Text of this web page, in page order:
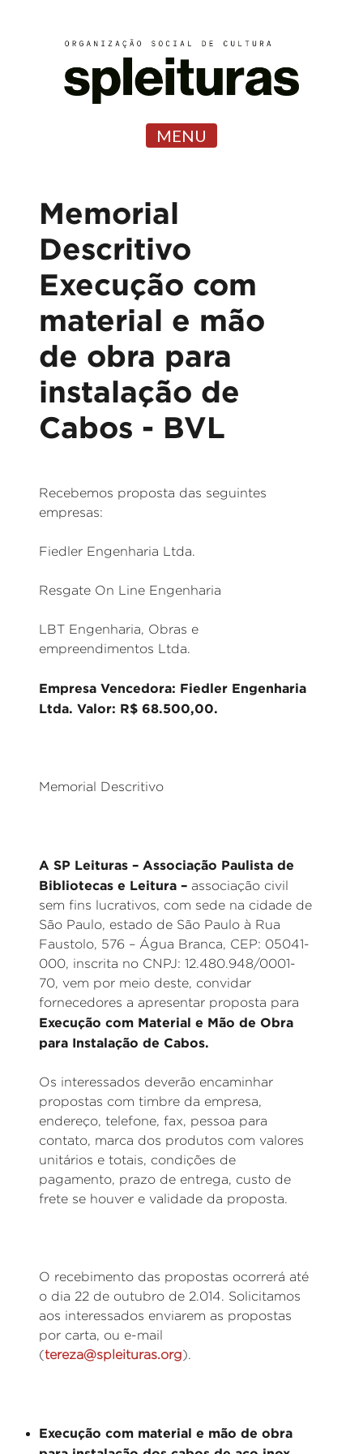
MENU
Memorial
Descritivo
Execução com
material e mão
de obra para
instalação de
Cabos - BVL
Recebemos proposta das seguintes
empresas:
Fiedler Engenharia Ltda.
Resgate On Line Engenharia
LBT Engenharia, Obras e
empreendimentos Ltda.
Empresa Vencedora: Fiedler Engenharia
Ltda. Valor: R$ 68.500,00.
Memorial Descritivo
A SP Leituras – Associação Paulista de
Bibliotecas e Leitura – associação civil
sem fins lucrativos, com sede na cidade de
São Paulo, estado de São Paulo à Rua
Faustolo, 576 – Água Branca, CEP: 05041-
000, inscrita no CNPJ: 12.480.948/0001-
70, vem por meio deste, convidar
fornecedores a apresentar proposta para
Execução com Material e Mão de Obra
para Instalação de Cabos.
Os interessados deverão encaminhar
propostas com timbre da empresa,
endereço, telefone, fax, pessoa para
contato, marca dos produtos com valores
unitários e totais, condições de
pagamento, prazo de entrega, custo de
frete se houver e validade da proposta.
O recebimento das propostas ocorrerá até
o dia 22 de outubro de 2.014. Solicitamos
aos interessados enviarem as propostas
por carta, ou e-mail
(tereza@spleituras.org).
Execução com material e mão de obra